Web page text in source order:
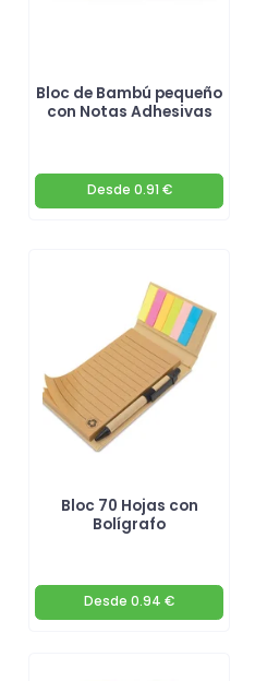
Bloc de Bambú pequeño
con Notas Adhesivas
Desde 0.91 €
Bloc 70 Hojas con
Bolígrafo
Desde 0.94 €